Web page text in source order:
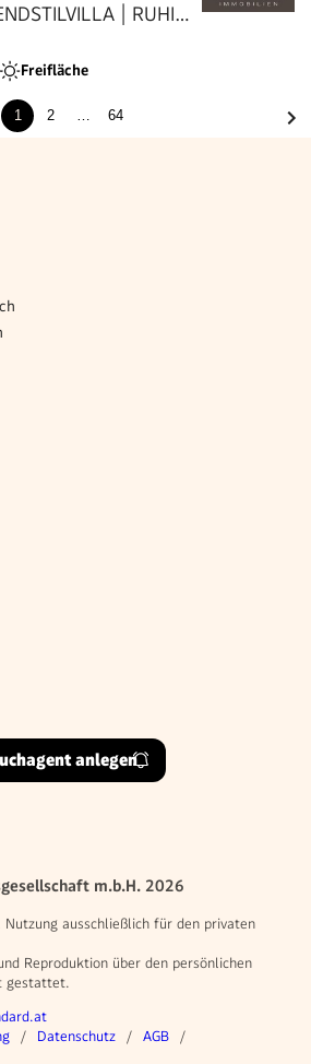
| RUHIGE
|
Freifläche
1 2 64
anlegen
m.b.H. 2026
ausschließlich für den privaten
Reproduktion über den persönlichen
gestattet.
Datenschutz
AGB